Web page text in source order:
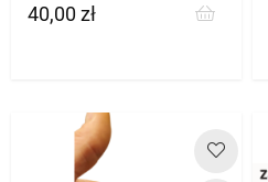
Cena
40,00 zł